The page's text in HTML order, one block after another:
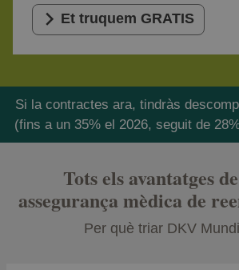
Et truquem GRATIS
Si la contractes ara, tindràs
(fins a un 35% el 2026, seguit de
Tots els avantatges
assegurança mèdica de
Per què triar DKV